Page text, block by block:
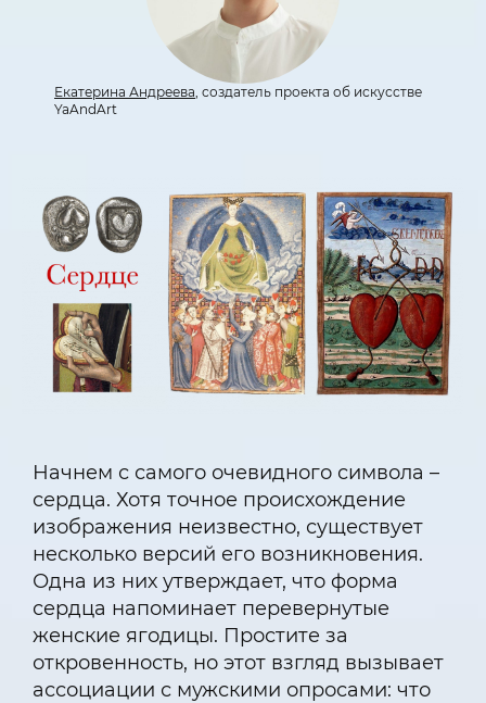
Екатерина Андреева, создатель проекта об искусстве
YaAndArt
Начнем с самого очевидного символа –
сердца. Хотя точное происхождение
изображения неизвестно, существует
несколько версий его возникновения.
Одна из них утверждает, что форма
сердца напоминает перевернутые
женские ягодицы. Простите за
откровенность, но этот взгляд вызывает
ассоциации с мужскими опросами: что